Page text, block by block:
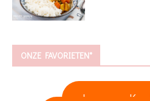
ONZE FAVORIETEN*